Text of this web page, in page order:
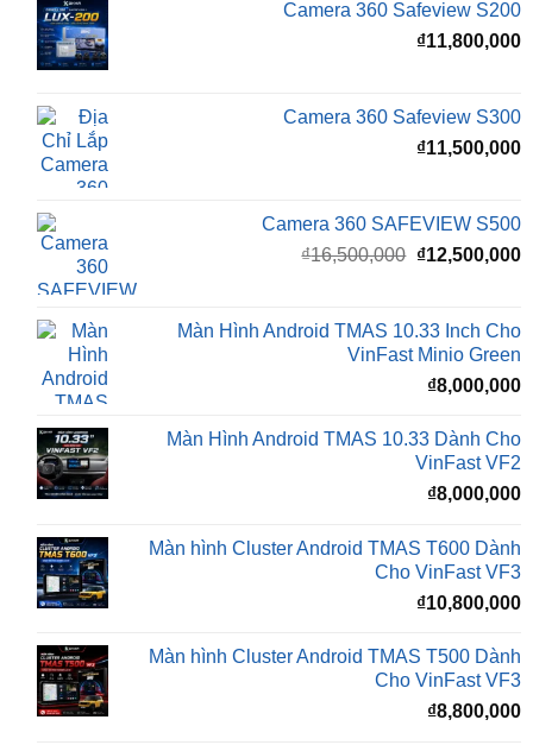
Camera 360 Safeview S300
Camera 360 SAFEVIEW S500
gốc
₫16,500,000.
Màn Hình Android TMAS 10.33 Inch Cho
₫8,000,000
Màn Hình Android TMAS 10.33 Dành Cho
VinFast VF2
₫8,000,000
Màn hình Cluster Android TMAS T600 Dành
₫10,800,000
Màn hình Cluster Android TMAS T500 Dành
Cho VinFast VF3
₫8,800,000
Đèn Bi LED X-LIGHT F+ PRO MINI